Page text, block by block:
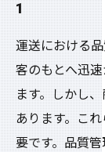
1
運送における
客のもとへ迅
ます。しかし
あります。こ
要です。品質